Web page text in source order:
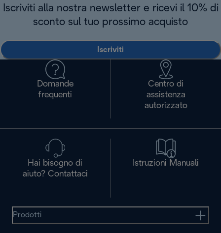
Iscriviti alla nostra newsletter e ricevi il 10% di
sconto sul tuo prossimo acquisto
Iscriviti
Domande
frequenti
Centro di
assistenza
autorizzato
Hai bisogno di
aiuto? Contattaci
Istruzioni Manuali
Prodotti